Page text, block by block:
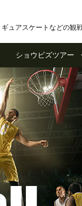
ュアスケートなどの観
ショウビズツアー